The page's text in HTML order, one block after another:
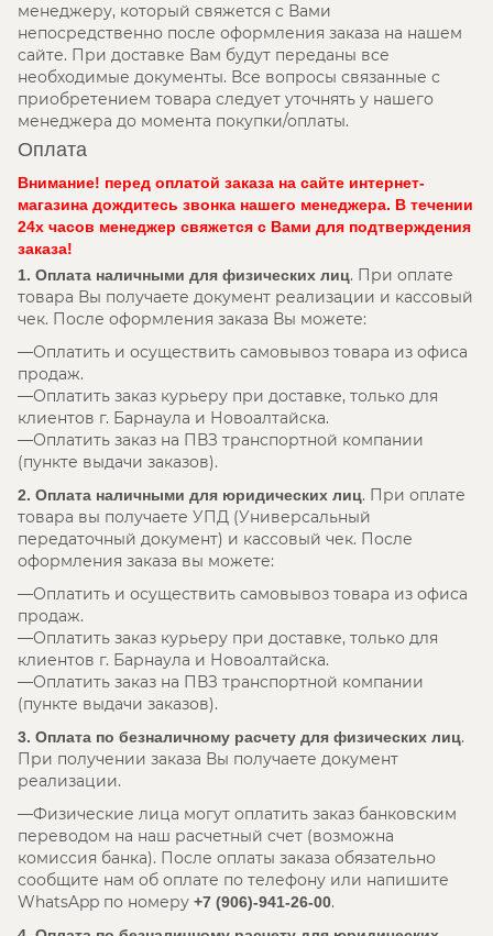
менеджеру, который свяжется с Вами
непосредственно после оформления заказа на нашем
сайте. При доставке Вам будут переданы все
необходимые документы. Все вопросы связанные с
приобретением товара следует уточнять у нашего
менеджера до момента покупки/оплаты.
Оплата
Внимание! перед оплатой заказа на сайте интернет-
магазина дождитесь звонка нашего менеджера. В течении
24х часов менеджер свяжется с Вами для подтверждения
заказа!
1. Оплата наличными для физических лиц. При оплате
товара Вы получаете документ реализации и кассовый
чек. После оформления заказа Вы можете:
Оплатить и осуществить самовывоз товара из офиса
продаж.
Оплатить заказ курьеру при доставке, только для
клиентов г. Барнаула и Новоалтайска.
Оплатить заказ на ПВЗ транспортной компании
(пункте выдачи заказов).
2. Оплата наличными для юридических лиц. При оплате
товара вы получаете УПД (Универсальный
передаточный документ) и кассовый чек. После
оформления заказа вы можете:
Оплатить и осуществить самовывоз товара из офиса
продаж.
Оплатить заказ курьеру при доставке, только для
клиентов г. Барнаула и Новоалтайска.
Оплатить заказ на ПВЗ транспортной компании
(пункте выдачи заказов).
3. Оплата по безналичному расчету для физических лиц.
При получении заказа Вы получаете документ
реализации.
Физические лица могут оплатить заказ банковским
переводом на наш расчетный счет (возможна
комиссия банка). После оплаты заказа обязательно
сообщите нам об оплате по телефону или напишите
WhatsApp по номеру +7 (906)-941-26-00.